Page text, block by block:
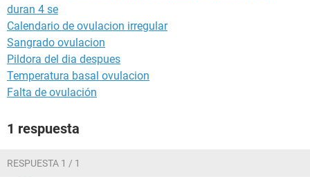
duran 4 se
Calendario de ovulacion irregular
Sangrado ovulacion
Pildora del dia despues
Temperatura basal ovulacion
Falta de ovulación
1 respuesta
RESPUESTA 1 / 1